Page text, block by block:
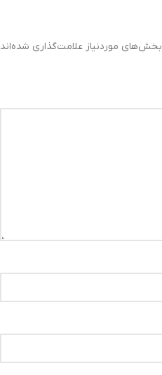
بخش‌های موردنیاز علامت‌گذاری شده‌اند